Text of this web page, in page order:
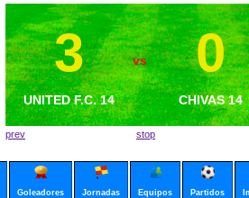
3
UNITED F.C. 14
vs 0
CHIVAS 14
0
PORTUGAL 14
vs 3
LIBERTY 14
prev stop
Goleadores Jornadas Equipos Partidos